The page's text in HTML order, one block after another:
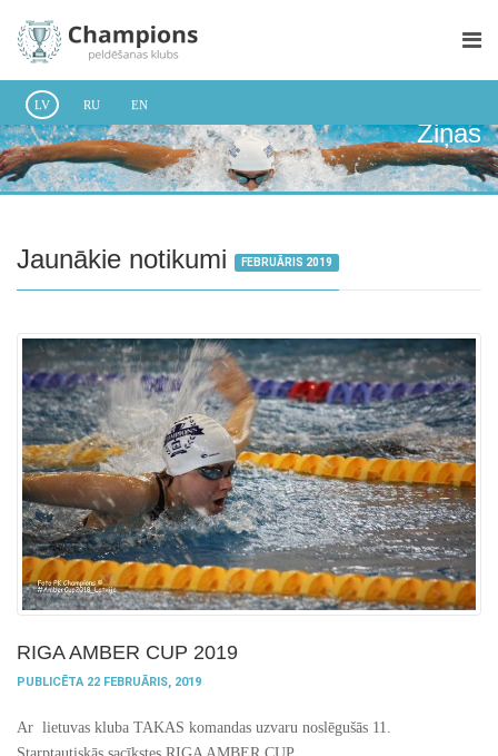
LV RU EN
Ziņas
Jaunākie notikumi FEBRUĀRIS 2019
RIGA AMBER CUP 2019
PUBLICĒTA 22 FEBRUĀRIS, 2019
Ar lietuvas kluba TAKAS komandas uzvaru noslēgušās 11.